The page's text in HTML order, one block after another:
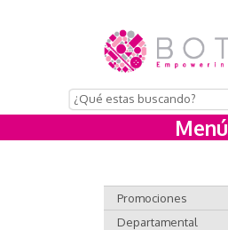
Menú
Promociones
Departamental